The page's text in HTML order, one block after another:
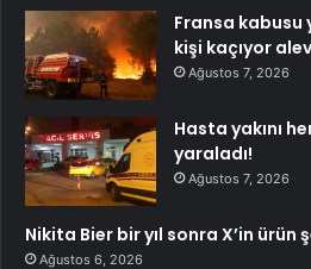
Fransa kabusu
kişi kaçıyor
Ağustos 7, 2026
Hasta yakını
yaraladı!
Ağustos 7, 2026
Nikita Bier bir yıl sonra X’in ürün
Ağustos 6, 2026